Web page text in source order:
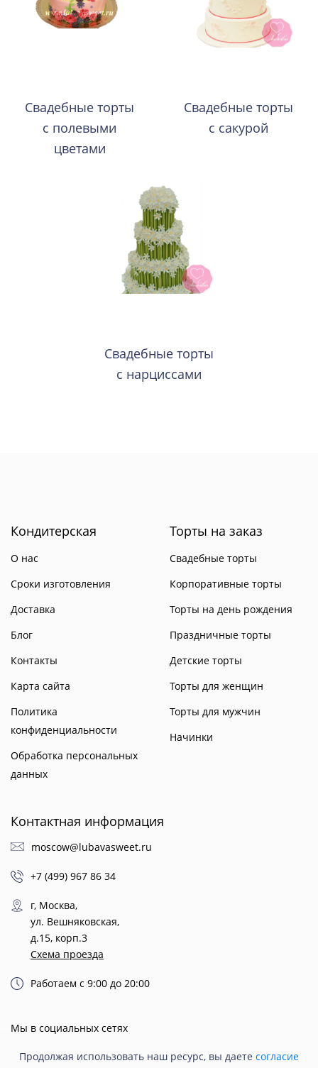
Свадебные торты
с полевыми
цветами
Свадебные торты
с сакурой
Свадебные торты
с нарциссами
Кондитерская
О нас
Сроки изготовления
Доставка
Блог
Контакты
Карта сайта
Политика
конфиденциальности
Обработка персональных
данных
Торты на заказ
Свадебные торты
Корпоративные торты
Торты на день рождения
Праздничные торты
Детские торты
Торты для женщин
Торты для мужчин
Начинки
Контактная информация
moscow@lubavasweet.ru
+7 (499) 967 86 34
г, Москва,
ул. Вешняковская,
д.15, корп.3
Схема проезда
Работаем с 9:00 до 20:00
Мы в социальных сетях
Продолжая использовать наш ресурс, вы даете согласие